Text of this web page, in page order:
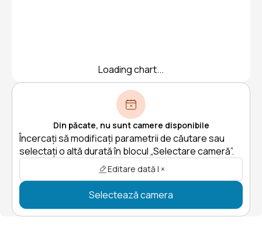
Loading chart...
Din păcate, nu sunt camere disponibile
Încercați să modificați parametrii de căutare sau
selectați o altă durată în blocul „Selectare cameră”.
Editare dată | ×
Selectează camera